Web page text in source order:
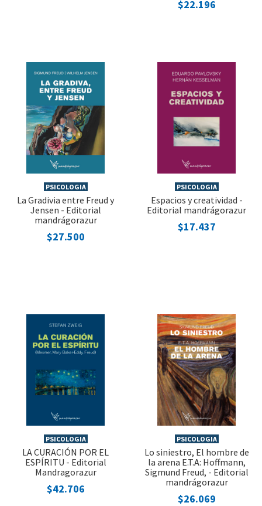
$22.196
PSICOLOGIA
La Gradivia entre Freud y
Jensen - Editorial
mandrágorazur
$27.500
PSICOLOGIA
Espacios y creatividad -
Editorial mandrágorazur
$17.437
PSICOLOGIA
LA CURACIÓN POR EL
ESPÍRITU - Editorial
Mandragorazur
$42.706
PSICOLOGIA
Lo siniestro, El hombre de
la arena E.T.A: Hoffmann,
Sigmund Freud, - Editorial
mandrágorazur
$26.069